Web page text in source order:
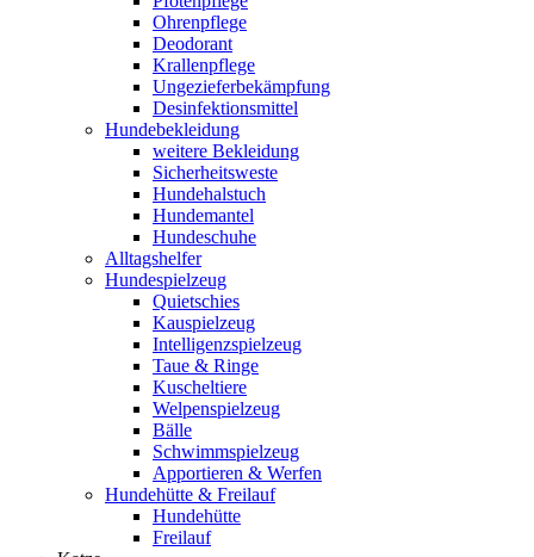
Ohrenpflege
Deodorant
Krallenpflege
Ungezieferbekämpfung
Desinfektionsmittel
Hundebekleidung
weitere Bekleidung
Sicherheitsweste
Hundehalstuch
Hundemantel
Hundeschuhe
Alltagshelfer
Hundespielzeug
Quietschies
Kauspielzeug
Intelligenzspielzeug
Taue & Ringe
Kuscheltiere
Welpenspielzeug
Bälle
Schwimmspielzeug
Apportieren & Werfen
Hundehütte & Freilauf
Hundehütte
Freilauf